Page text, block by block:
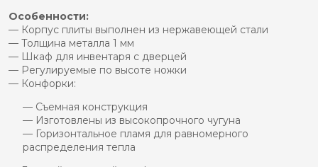
Особенности:
— Корпус плиты выполнен из нержавеющей стали
— Толщина металла 1 мм
— Шкаф для инвентаря с дверцей
— Регулируемые по высоте ножки
— Конфорки:
— Съемная конструкция
— Изготовлены из высокопрочного чугуна
— Горизонтальное пламя для равномерного
распределения тепла